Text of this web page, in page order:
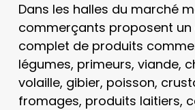
Dans les halles du marché
commerçants proposent un
complet de produits
légumes, primeurs, viande,
volaille, gibier, poisson,
fromages, produits laitiers,